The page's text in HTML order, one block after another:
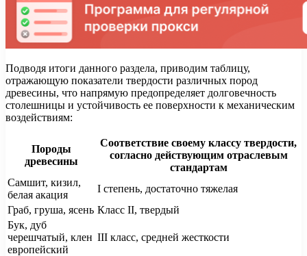
Подводя итоги данного раздела, приводим таблицу,
отражающую показатели твердости различных пород
древесины, что напрямую предопределяет долговечность
столешницы и устойчивость ее поверхности к механическим
воздействиям:
Породы
древесины
Соответствие своему классу твердости,
согласно действующим отраслевым
стандартам
Самшит, кизил,
белая акация
I степень, достаточно тяжелая
Граб, груша, ясень Класс II, твердый
Бук, дуб
черешчатый, клен
европейский
III класс, средней жесткости